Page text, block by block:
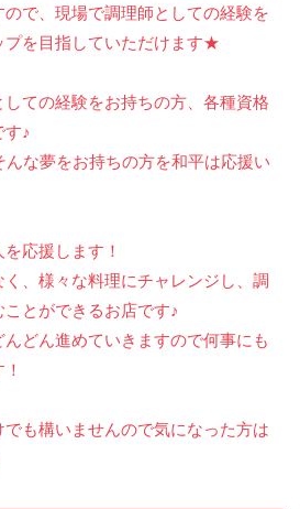
で、現場で調理師としての経験を
プを目指していただけます★
ての経験をお持ちの方、各種資格
♪
んな夢をお持ちの方を和平は応援い
応援します！
、様々な料理にチャレンジし、調
とができるお店です♪
どん進めていきますので何事にも
も構いませんので気になった方は